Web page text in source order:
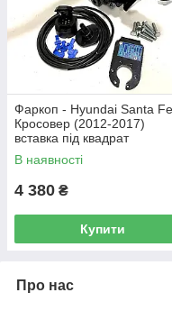
Фаркоп - Hyundai Santa Fe
Кросовер (2012-2017)
вставка під квадрат
В наявності
4 380 ₴
Купити
Про нас